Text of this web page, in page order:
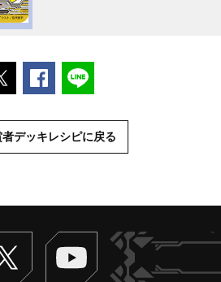
ポストするFacebookでシェアする
者デッキレシピに戻る
Twitter ヴァンガードch